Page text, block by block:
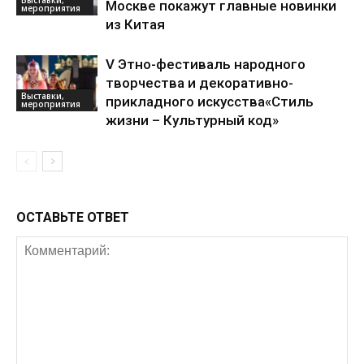
мероприятия
Москве покажут главные новинки
из Китая
Выставки,
мероприятия
V Этно-фестиваль народного
творчества и декоративно-
прикладного искусства«Стиль
жизни – Культурный код»
ОСТАВЬТЕ ОТВЕТ